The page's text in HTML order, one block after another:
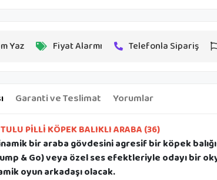
Yaz Fiyat Alarmı Telefonla Sipariş
Garanti ve Teslimat Yorumlar
PİLLİ KÖPEK BALIKLI ARABA (36)
bir araba gövdesini agresif bir köpek
& Go) veya özel ses efektleriyle odayı bir
oyun arkadaşı olacak.